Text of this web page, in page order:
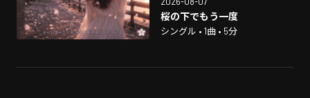
桜の下でもう一度
シングル • 1曲 • 5分